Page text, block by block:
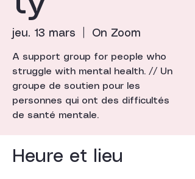
jeu. 13 mars On Zoom
A support group for people who
struggle with mental health. // Un
groupe de soutien pour les
personnes qui ont des difficultés
de santé mentale.
Heure et lieu